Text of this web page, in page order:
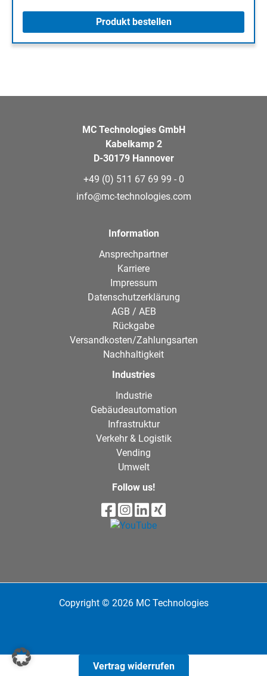
Produkt bestellen
MC Technologies GmbH
Kabelkamp 2
D-30179 Hannover
+49 (0) 511 67 69 99 - 0
info@mc-technologies.com
Information
Ansprechpartner
Karriere
Impressum
Datenschutzerklärung
AGB / AEB
Rückgabe
Versandkosten/Zahlungsarten
Nachhaltigkeit
Industries
Industrie
Gebäudeautomation
Infrastruktur
Verkehr & Logistik
Vending
Umwelt
Follow us!
Copyright © 2026 MC Technologies
Vertrag widerrufen